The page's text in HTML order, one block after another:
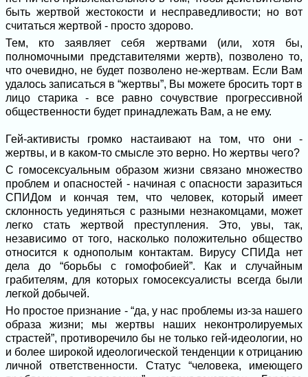
быть жертвой жестокости и несправедливости; но вот
считаться жертвой - просто здорово.
Тем, кто заявляет себя жертвами (или, хотя бы,
полномочными представителями жертв), позволено то,
что очевидно, не будет позволено не-жертвам. Если Вам
удалось записаться в “жертвы”, Вы можете бросить торт в
лицо старика - все равно сочувствие прогрессивной
общественности будет принадлежать Вам, а не ему.
Гей-активисты громко настаивают на том, что они -
жертвы, и в каком-то смысле это верно. Но жертвы чего?
С гомосексуальным образом жизни связано множество
проблем и опасностей - начиная с опасности заразиться
СПИДом и кончая тем, что человек, который имеет
склонность уединяться с разными незнакомцами, может
легко стать жертвой преступления. Это, увы, так,
независимо от того, насколько положительно общество
относится к однополым контактам. Вирусу СПИДа нет
дела до “борьбы с гомофобией”. Как и случайным
грабителям, для которых гомосексуалисты всегда были
легкой добычей.
Но простое признание - “да, у нас проблемы из-за нашего
образа жизни; мы жертвы наших неконтролируемых
страстей”, противоречило бы не только гей-идеологии, но
и более широкой идеологической тенденции к отрицанию
личной ответственности. Статус “человека, имеющего